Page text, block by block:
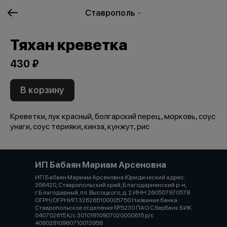
Ставрополь
Тяхан креветка
430 ₽
В корзину
Креветки, лук красный, болгарский перец, морковь, соус
унаги, соус терияки, кинза, кунжут, рис
ИП Бабаян Мариам Арсеновна
ИП Бабаян Мариам Арсеновна Юридический адрес:
356420, Ставропольский край, Благодарненский р-н,
г.Благодарный, пл. Высоцкого, д. 2 ИНН 260507970578
ОГРН/ОГРНИП 326265100005750 Название банка:
Ставропольское отделение №5230 ПАО Сбербанк БИК
040702615 К/с 30101810907020000615 р/с
40802810960710013958